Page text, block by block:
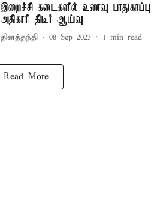
இறைச்சி கடைகளில் உணவு பாதுகாப்பு
அதிகாரி திடீர் ஆய்வு
தினத்தந்தி 08 Sep 2023 1 min read
Read More